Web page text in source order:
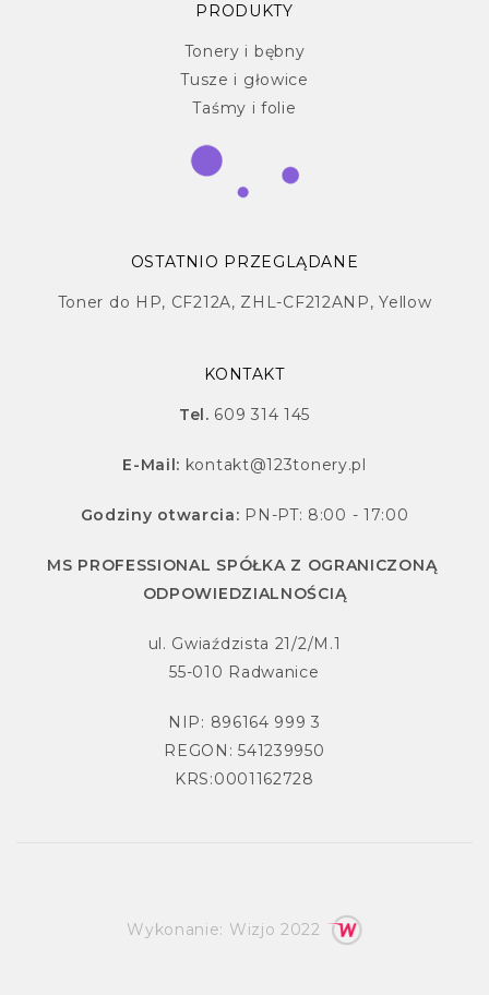
PRODUKTY
Tonery i bębny
Tusze i głowice
Taśmy i folie
OSTATNIO PRZEGLĄDANE
Toner do HP, CF212A, ZHL-CF212ANP, Yellow
KONTAKT
Tel. 609 314 145
E-Mail: kontakt@123tonery.pl
Godziny otwarcia: PN-PT: 8:00 - 17:00
MS PROFESSIONAL SPÓŁKA Z OGRANICZONĄ
ODPOWIEDZIALNOŚCIĄ
ul. Gwiaździsta 21/2/M.1
55-010 Radwanice
NIP: 896164 999 3
REGON: 541239950
KRS:0001162728
Wykonanie: Wizjo 2022